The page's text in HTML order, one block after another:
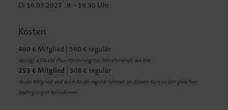
Di 16.03.2027
9 – 16.30 Uhr
Kosten
460 € Mitglied | 560 € regulär
abzügl. 45% ESF Plus-Förderung für Teilnehmende aus BW:
253 € Mitglied | 308 € regulär
Azubi Mitglied und auch Azubi regulär können an diesem Kurs zu den gleichen
Bedingungen teilnehmen.